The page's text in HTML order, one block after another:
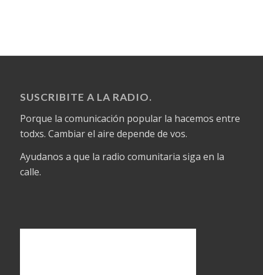
SUSCRIBITE A LA RADIO.
Porque la comunicación popular la hacemos entre
todxs. Cambiar el aire depende de vos.
Ayudanos a que la radio comunitaria siga en la
calle.